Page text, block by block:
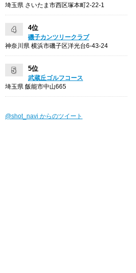
埼玉県 さいたま市西区塚本町2-22-1
4位
磯子カンツリークラブ
神奈川県 横浜市磯子区洋光台6-43-24
5位
武蔵丘ゴルフコース
埼玉県 飯能市中山665
@shot_navi からのツイート